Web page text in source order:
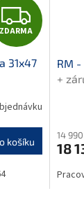
Z
D
A
R
M
A
ZDARMA
31x47
košíku
RM -
+
14
18